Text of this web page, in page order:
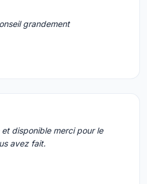
grandement
disponible merci pour le
avez fait.